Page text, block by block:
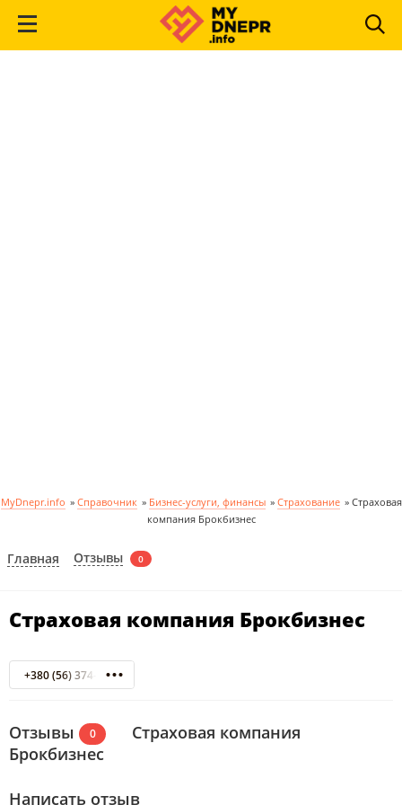
MyDnepr.info » Справочник » Бизнес-услуги, финансы » Страхование » Страховая
компания Брокбизнес
Главная Отзывы 0
Страховая компания Брокбизнес
+380 (56) 374-60-31
Отзывы 0
Страховая компания
Брокбизнес
Написать отзыв